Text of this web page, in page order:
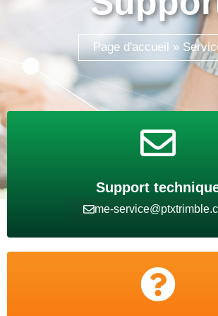
Page d'accueil »
Support
me-
Tutorials &
Formation en ligne